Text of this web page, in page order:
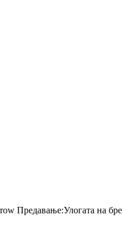
Предавање:Улогата на